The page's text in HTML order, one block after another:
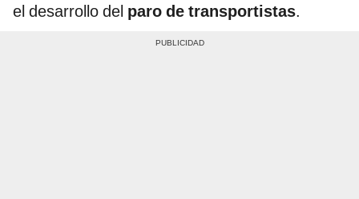
el desarrollo del paro de transportistas.